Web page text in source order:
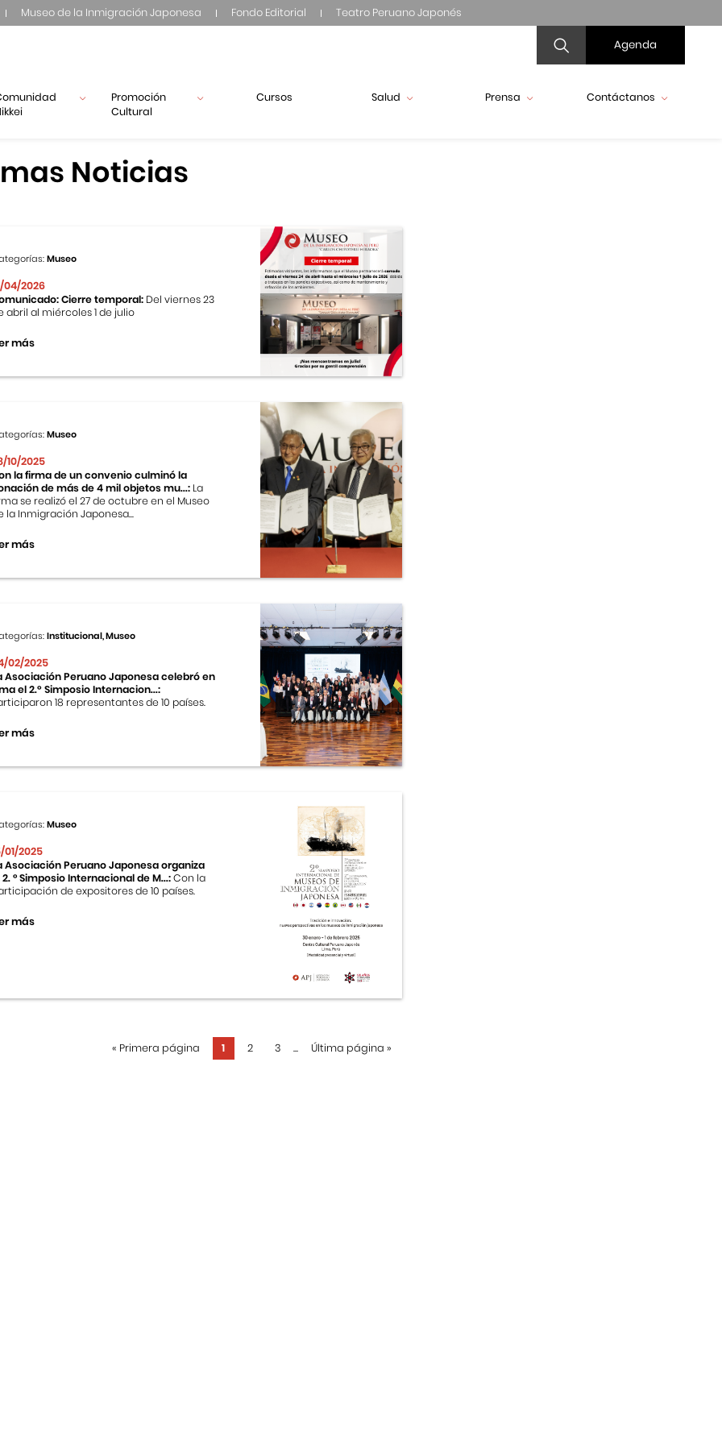
Museo de la Inmigración Japonesa Fondo Editorial Teatro Peruano Japonés
Agenda
Promoción
Cultural
Cursos Salud Prensa Contáctanos
Noticias
Museo
04/2026
Cierre temporal: Del viernes 23
abril al miércoles 1 de julio
más
Museo
10/2025
la firma de un convenio culminó la
de más de 4 mil objetos mu...: La
se realizó el 27 de octubre en el Museo
la Inmigración Japonesa...
más
Institucional, Museo
02/2025
Asociación Peruano Japonesa celebró en
el 2.º Simposio Internacion...:
18 representantes de 10 países.
más
Museo
01/2025
Asociación Peruano Japonesa organiza
2. ° Simposio Internacional de M...:Con la
de expositores de 10 países.
más
« Primera página 1 2 3 ... Última página »